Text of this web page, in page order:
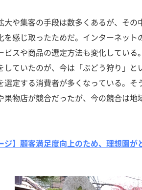
大や集客の手段は数多くあるが、そ
を感じ取ったためだ。インターネッ
ビスや商品の選定方法も変化してい
していたのが、今は「ぶどう狩り」
選定する消費者が多くなっている。
果物店が競合だったが、今の競合は
ジ】顧客満足度向上のため、理想園が